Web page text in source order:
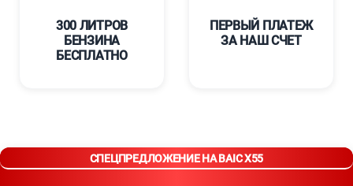
300 ЛИТРОВ
БЕНЗИНА
БЕСПЛАТНО
ПЕРВЫЙ ПЛАТЕЖ
ЗА НАШ СЧЕТ
СПЕЦПРЕДЛОЖЕНИЕ НА BAIC X55